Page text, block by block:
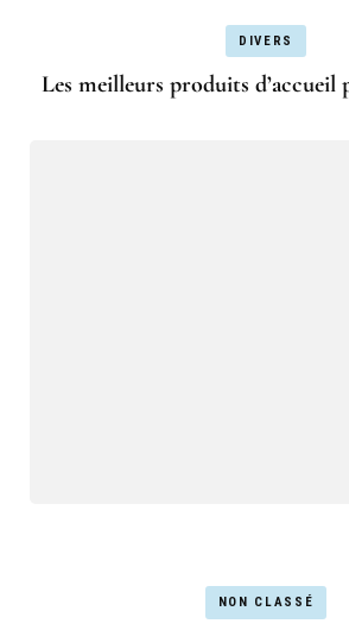
DIVERS
Les meilleurs produits d’accueil
NON CLASSÉ